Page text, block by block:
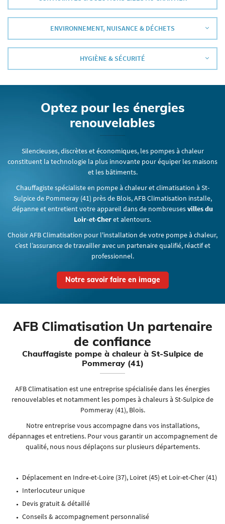
ACCUEIL
& PRESTATIONS
06 62 18 03 65
Restez
ENVIRONNEMENT, NUISANCE & DÉCHETS
HYGIÈNE & SÉCURITÉ
Optez pour les énergies
renouvelables
Silencieuses, discrètes et économiques, les pompes à chaleur
constituent la technologie la plus innovante pour équiper les maisons
et les bâtiments.
Chauffagiste spécialiste en pompe à chaleur et climatisation à St-
Sulpice de Pommeray (41) près de Blois, AFB Climatisation installe,
dépanne et entretient votre appareil dans de nombreusesvilles du
Loir-et-Cheret alentours.
Choisir AFB Climatisation pour l'installation de votre pompe à chaleur,
c’est l’assurance de travailler avec un partenaire qualifié, réactif et
professionnel.
Notre savoir faire en image
AFB Climatisation Un partenaire
de confiance
Chauffagiste pompe à chaleur à St-Sulpice de
Pommeray (41)
AFB Climatisation est une entreprise spécialisée dans les énergies
renouvelables et notamment les pompes à chaleurs à St-Sulpice de
Pommeray (41), Blois.
Notre entreprise vous accompagne dans vos installations,
dépannages et entretiens. Pour vous garantir un accompagnement de
qualité, nous nous déplaçons sur plusieurs départements.
Déplacement en Indre-et-Loire (37), Loiret (45) et Loir-et-Cher (41)
Interlocuteur unique
Devis gratuit & détaillé
Conseils & accompagnement personnalisé